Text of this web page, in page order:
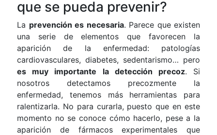
que se pueda prevenir?
La prevención es necesaria. Parece que existen
una serie de elementos que favorecen la
aparición de la enfermedad: patologías
cardiovasculares, diabetes, sedentarismo… pero
es muy importante la detección precoz. Si
nosotros detectamos precozmente la
enfermedad, tenemos más herramientas para
ralentizarla. No para curarla, puesto que en este
momento no se conoce cómo hacerlo, pese a la
aparición de fármacos experimentales que